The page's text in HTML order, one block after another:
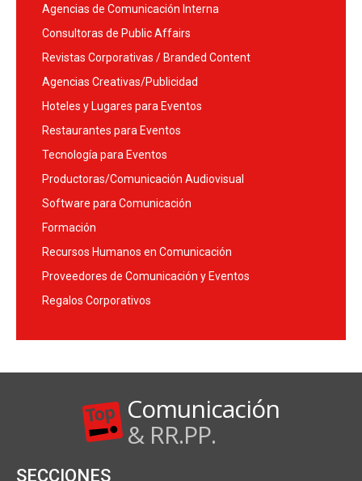
Agencias de Comunicación Interna
Consultoras de Public Affairs
Revistas Corporativas / Branded Content
Agencias Creativas/Publicidad
Hoteles y Lugares para Eventos
Restaurantes para Eventos
Tecnología para Eventos
Productoras/Comunicación Audiovisual
Software para Comunicación
Formación
Recursos Humanos en Comunicación
Proveedores de Comunicación y Eventos
Regalos Corporativos
Comunicación
& RR.PP.
SECCIONES